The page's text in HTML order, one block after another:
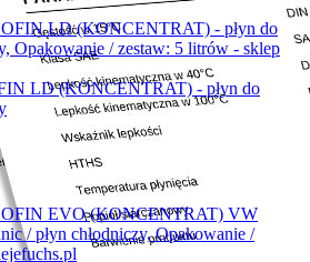
LD (KONCENTRAT) - płyn do